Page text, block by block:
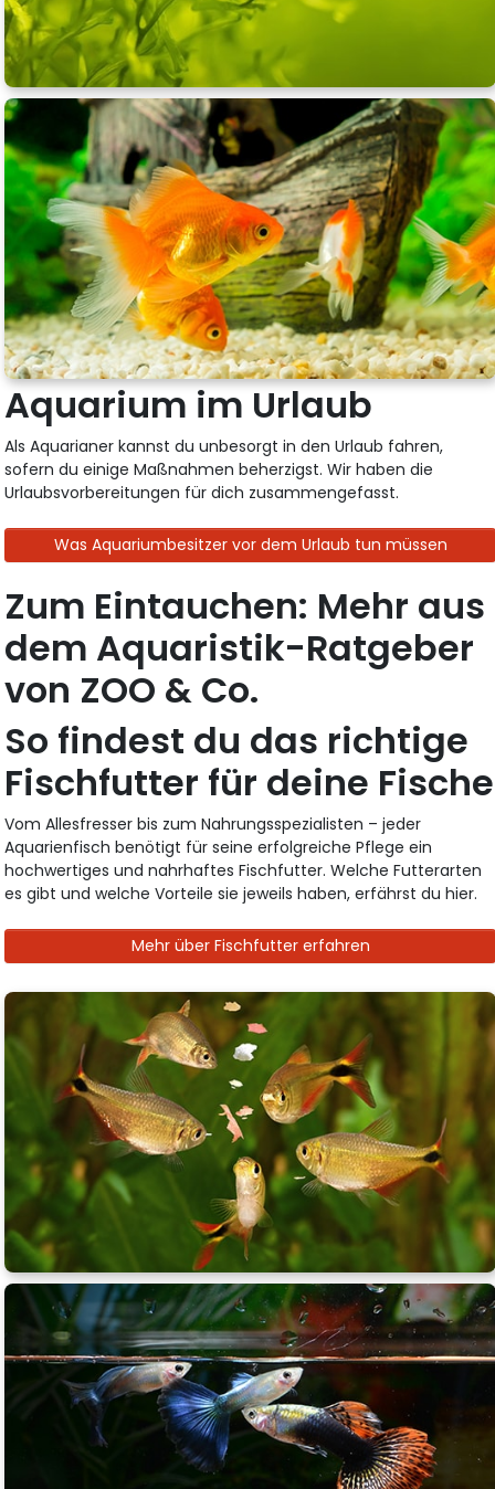
Aquarium im Urlaub
Als Aquarianer kannst du unbesorgt in den Urlaub fahren,
sofern du einige Maßnahmen beherzigst. Wir haben die
Urlaubsvorbereitungen für dich zusammengefasst.
Was Aquariumbesitzer vor dem Urlaub tun müssen
Zum Eintauchen: Mehr aus
dem Aquaristik-Ratgeber
von ZOO & Co.
So findest du das richtige
Fischfutter für deine Fische
Vom Allesfresser bis zum Nahrungsspezialisten – jeder
Aquarienfisch benötigt für seine erfolgreiche Pflege ein
hochwertiges und nahrhaftes Fischfutter. Welche Futterarten
es gibt und welche Vorteile sie jeweils haben, erfährst du hier.
Mehr über Fischfutter erfahren